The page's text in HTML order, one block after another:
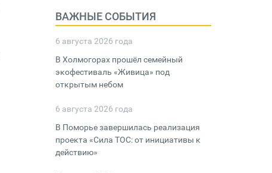
ВАЖНЫЕ СОБЫТИЯ
6 августа 2026 года
В Холмогорах прошёл семейный
экофестиваль «Живица» под
открытым небом
6 августа 2026 года
В Поморье завершилась реализация
проекта «Сила ТОС: от инициативы к
действию»